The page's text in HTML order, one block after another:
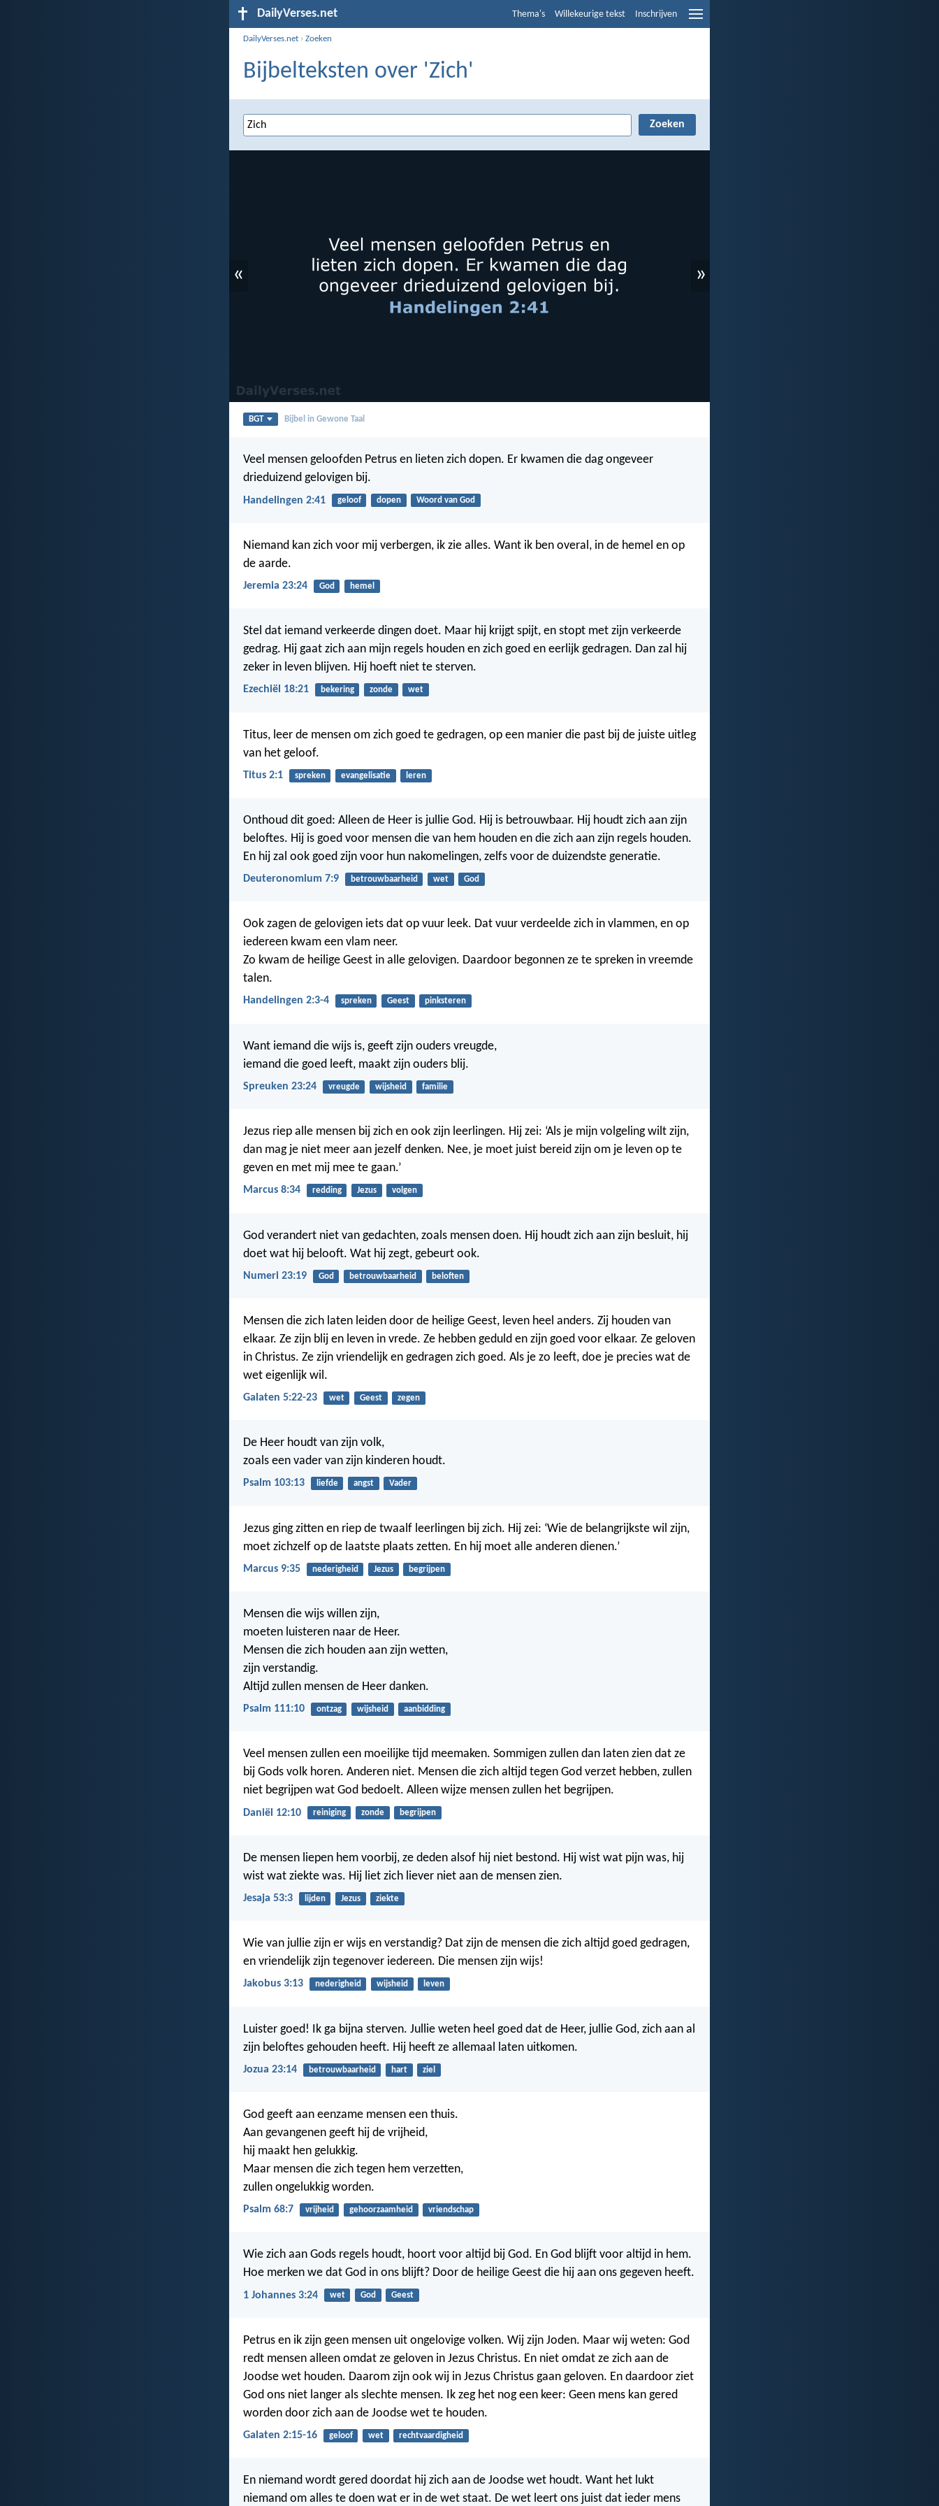
DailyVerses.net Thema's Willekeurige tekst Inschrijven
DailyVerses.net ›Zoeken
Bijbelteksten over 'Zich'
« »
BGT Bijbel in Gewone Taal
Veel mensen geloofden Petrus en lieten zich dopen. Er kwamen die dag ongeveer
drieduizend gelovigen bij.
Handelingen 2:41 geloof dopen Woord van God
Niemand kan zich voor mij verbergen, ik zie alles. Want ik ben overal, in de hemel en op
de aarde.
Jeremia 23:24 God hemel
Stel dat iemand verkeerde dingen doet. Maar hij krijgt spijt, en stopt met zijn verkeerde
gedrag. Hij gaat zich aan mijn regels houden en zich goed en eerlijk gedragen. Dan zal hij
zeker in leven blijven. Hij hoeft niet te sterven.
Ezechiël 18:21 bekering zonde wet
Titus, leer de mensen om zich goed te gedragen, op een manier die past bij de juiste uitleg
van het geloof.
Titus 2:1 spreken evangelisatie leren
Onthoud dit goed: Alleen de Heer is jullie God. Hij is betrouwbaar. Hij houdt zich aan zijn
beloftes. Hij is goed voor mensen die van hem houden en die zich aan zijn regels houden.
En hij zal ook goed zijn voor hun nakomelingen, zelfs voor de duizendste generatie.
Deuteronomium 7:9 betrouwbaarheid wet God
Ook zagen de gelovigen iets dat op vuur leek. Dat vuur verdeelde zich in vlammen, en op
iedereen kwam een vlam neer.
Zo kwam de heilige Geest in alle gelovigen. Daardoor begonnen ze te spreken in vreemde
talen.
Handelingen 2:3-4 spreken Geest pinksteren
Want iemand die wijs is, geeft zijn ouders vreugde,
iemand die goed leeft, maakt zijn ouders blij.
Spreuken 23:24 vreugde wijsheid familie
Jezus riep alle mensen bij zich en ook zijn leerlingen. Hij zei: ‘Als je mijn volgeling wilt zijn,
dan mag je niet meer aan jezelf denken. Nee, je moet juist bereid zijn om je leven op te
geven en met mij mee te gaan.’
Marcus 8:34 redding Jezus volgen
God verandert niet van gedachten, zoals mensen doen. Hij houdt zich aan zijn besluit, hij
doet wat hij belooft. Wat hij zegt, gebeurt ook.
Numeri 23:19 God betrouwbaarheid beloften
Mensen die zich laten leiden door de heilige Geest, leven heel anders. Zij houden van
elkaar. Ze zijn blij en leven in vrede. Ze hebben geduld en zijn goed voor elkaar. Ze geloven
in Christus. Ze zijn vriendelijk en gedragen zich goed. Als je zo leeft, doe je precies wat de
wet eigenlijk wil.
Galaten 5:22-23 wet Geest zegen
De Heer houdt van zijn volk,
zoals een vader van zijn kinderen houdt.
Psalm 103:13 liefde angst Vader
Jezus ging zitten en riep de twaalf leerlingen bij zich. Hij zei: ‘Wie de belangrijkste wil zijn,
moet zichzelf op de laatste plaats zetten. En hij moet alle anderen dienen.’
Marcus 9:35 nederigheid Jezus begrijpen
Mensen die wijs willen zijn,
moeten luisteren naar de Heer.
Mensen die zich houden aan zijn wetten,
zijn verstandig.
Altijd zullen mensen de Heer danken.
Psalm 111:10 ontzag wijsheid aanbidding
Veel mensen zullen een moeilijke tijd meemaken. Sommigen zullen dan laten zien dat ze
bij Gods volk horen. Anderen niet. Mensen die zich altijd tegen God verzet hebben, zullen
niet begrijpen wat God bedoelt. Alleen wijze mensen zullen het begrijpen.
Daniël 12:10 reiniging zonde begrijpen
De mensen liepen hem voorbij, ze deden alsof hij niet bestond. Hij wist wat pijn was, hij
wist wat ziekte was. Hij liet zich liever niet aan de mensen zien.
Jesaja 53:3 lijden Jezus ziekte
Wie van jullie zijn er wijs en verstandig? Dat zijn de mensen die zich altijd goed gedragen,
en vriendelijk zijn tegenover iedereen. Die mensen zijn wijs!
Jakobus 3:13 nederigheid wijsheid leven
Luister goed! Ik ga bijna sterven. Jullie weten heel goed dat de Heer, jullie God, zich aan al
zijn beloftes gehouden heeft. Hij heeft ze allemaal laten uitkomen.
Jozua 23:14 betrouwbaarheid hart ziel
God geeft aan eenzame mensen een thuis.
Aan gevangenen geeft hij de vrijheid,
hij maakt hen gelukkig.
Maar mensen die zich tegen hem verzetten,
zullen ongelukkig worden.
Psalm 68:7 vrijheid gehoorzaamheid vriendschap
Wie zich aan Gods regels houdt, hoort voor altijd bij God. En God blijft voor altijd in hem.
Hoe merken we dat God in ons blijft? Door de heilige Geest die hij aan ons gegeven heeft.
1 Johannes 3:24 wet God Geest
Petrus en ik zijn geen mensen uit ongelovige volken. Wij zijn Joden. Maar wij weten: God
redt mensen alleen omdat ze geloven in Jezus Christus. En niet omdat ze zich aan de
Joodse wet houden. Daarom zijn ook wij in Jezus Christus gaan geloven. En daardoor ziet
God ons niet langer als slechte mensen. Ik zeg het nog een keer: Geen mens kan gered
worden door zich aan de Joodse wet te houden.
Galaten 2:15-16 geloof wet rechtvaardigheid
En niemand wordt gered doordat hij zich aan de Joodse wet houdt. Want het lukt
niemand om alles te doen wat er in de wet staat. De wet leert ons juist dat ieder mens